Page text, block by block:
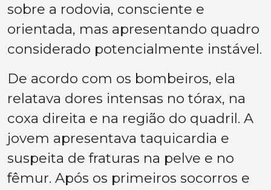
sobre a rodovia, consciente e
orientada, mas apresentando quadro
considerado potencialmente instável.
De acordo com os bombeiros, ela
relatava dores intensas no tórax, na
coxa direita e na região do quadril. A
jovem apresentava taquicardia e
suspeita de fraturas na pelve e no
fêmur. Após os primeiros socorros e